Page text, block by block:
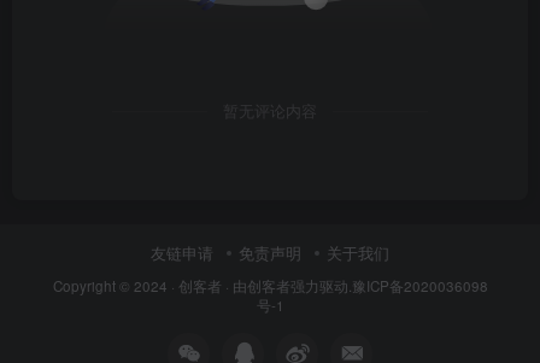
暂无评论内容
友链申请 免责声明 关于我们
Copyright © 2024 · 创客者 · 由创客者强力驱动. 豫ICP备2020036098
号-1